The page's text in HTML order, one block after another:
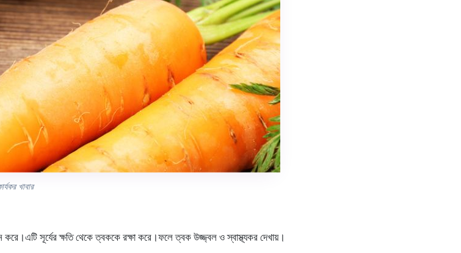
খাবার
সূর্যের ক্ষতি থেকে ত্বককে রক্ষা করে।ফলে ত্বক উজ্জ্বল ও স্বাস্থ্যকর দেখায়।